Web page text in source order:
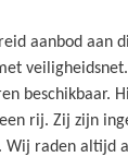
aanbod aan
beschikbaar.
rij. Zij zijn
Wij raden altijd